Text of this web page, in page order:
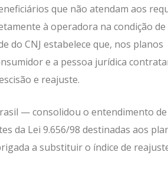
que não atendam aos
à operadora na condição
do CNJ estabelece que, nos planos
e a pessoa jurídica
e reajuste.
— consolidou o entendimento de
da Lei 9.656/98 destinadas aos
a substituir o índice de